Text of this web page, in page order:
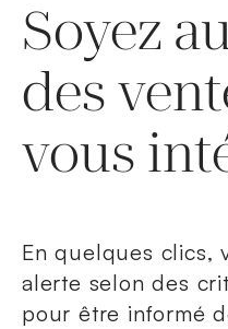
Soyez
des
vous
En quelques clics,
alerte selon des
pour être informé